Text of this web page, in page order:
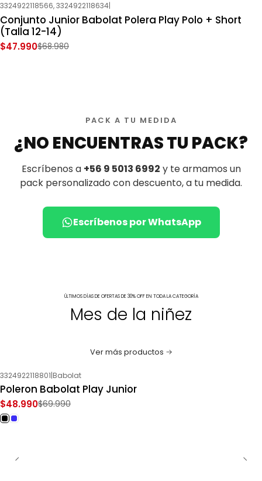
-30%OFF
Nuevo
3324922118566, 3324922118634|
Conjunto Junior Babolat Polera Play Polo + Short
(Talla 12-14)
$47.990$68.980
PACK A TU MEDIDA
¿NO ENCUENTRAS TU PACK?
Escríbenos a +56 9 5013 6992 y te armamos un
pack personalizado con descuento, a tu medida.
Escríbenos por WhatsApp
ÚLTIMOS DÍAS DE OFERTAS DE 30% OFF EN TODA LA CATEGORÍA
Mes de la niñez
Ver más productos
-30%OFF
3324922118801|Babolat
Poleron Babolat Play Junior
$48.990$69.990